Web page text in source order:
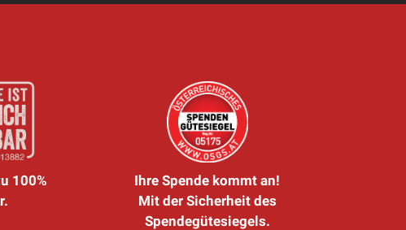
100%
Ihre Spende kommt an!
Mit der Sicherheit des
Spendegütesiegels.